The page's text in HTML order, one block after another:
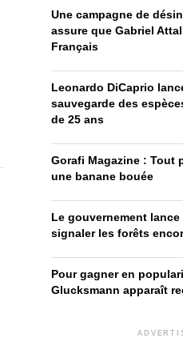
Une campagne de
assure que Gabriel
Français
Leonardo DiCaprio
sauvegarde des
de 25 ans
Gorafi Magazine : Tout
une banane bouée
Le gouvernement
signaler les forêts
Pour gagner en
Glucksmann apparaît